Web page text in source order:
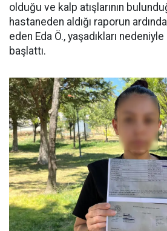
olduğu ve kalp atışlarının
hastaneden aldığı raporun
eden Eda Ö., yaşadıkları
başlattı.